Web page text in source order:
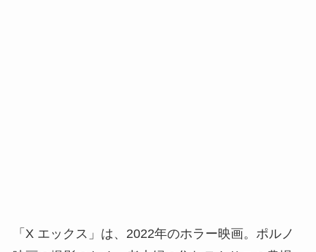
「X エックス」は、2022年のホラー映画。ポルノ